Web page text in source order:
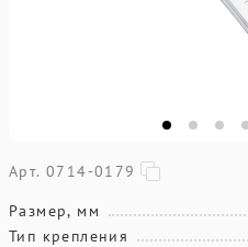
Арт. 0714-0179
Размер, мм
Тип крепления